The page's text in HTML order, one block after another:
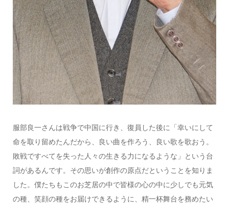
服部良一さんは戦争で中国に行き、復員した後に「幸いにして
命を取り留めたんだから、良い曲を作ろう、良い歌を歌おう。
敗戦ですべてを失った人々の生きる力になるような」という台
詞があるんです。その思いが創作の原点だということを知りま
した。僕たちもこのお芝居の中で皆様の心の中に少しでも元気
の種、笑顔の種をお届けできるように、精一杯舞台を務めたい